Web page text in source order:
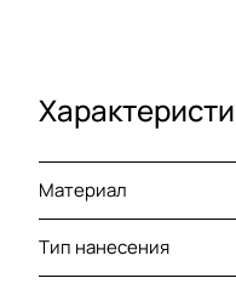
Материал
Тип нанесения